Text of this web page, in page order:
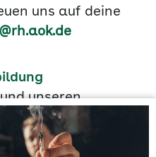
uns auf deine
unseren
hier